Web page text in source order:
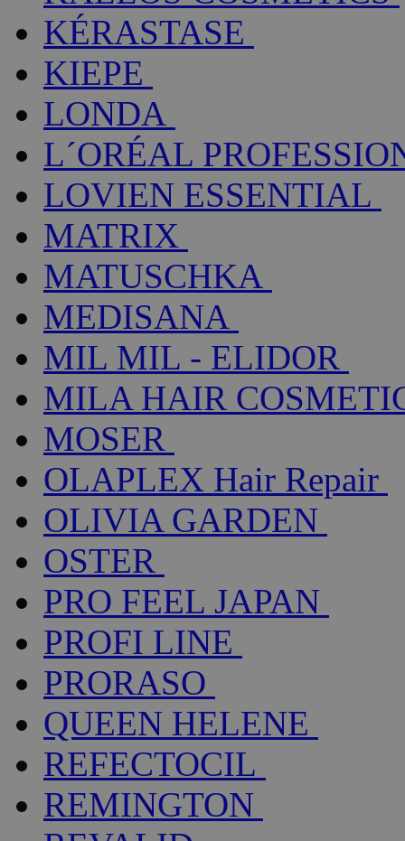
KÉRASTASE
KIEPE
LONDA
L´ORÉAL
LOVIEN ESSENTIAL
MATRIX
MATUSCHKA
MEDISANA
MIL MIL - ELIDOR
MILA HAIR
MOSER
OLAPLEX Hair Repair
OLIVIA GARDEN
OSTER
PRO FEEL JAPAN
PROFI LINE
PRORASO
QUEEN HELENE
REFECTOCIL
REMINGTON